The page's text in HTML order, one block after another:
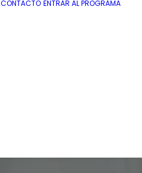
CONTACTO ENTRAR AL PROGRAMA